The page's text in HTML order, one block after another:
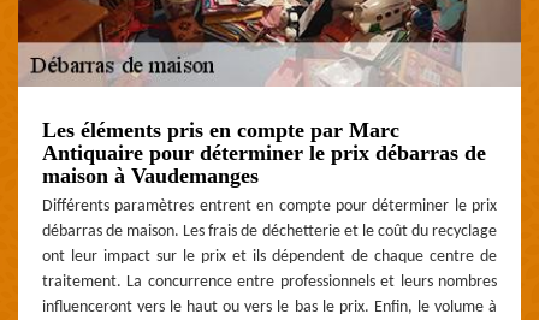
Les éléments pris en compte par Marc
Antiquaire pour déterminer le prix débarras de
maison à Vaudemanges
Différents paramètres entrent en compte pour déterminer le prix
débarras de maison. Les frais de déchetterie et le coût du recyclage
ont leur impact sur le prix et ils dépendent de chaque centre de
traitement. La concurrence entre professionnels et leurs nombres
influenceront vers le haut ou vers le bas le prix. Enfin, le volume à